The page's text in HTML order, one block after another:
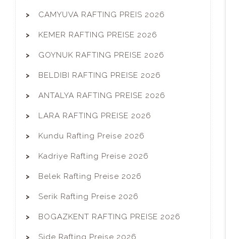
CAMYUVA RAFTING PREIS 2026
KEMER RAFTING PREISE 2026
GOYNUK RAFTING PREISE 2026
BELDIBI RAFTING PREISE 2026
ANTALYA RAFTING PREISE 2026
LARA RAFTING PREISE 2026
Kundu Rafting Preise 2026
Kadriye Rafting Preise 2026
Belek Rafting Preise 2026
Serik Rafting Preise 2026
BOGAZKENT RAFTING PREISE 2026
Side Rafting Preise 2026